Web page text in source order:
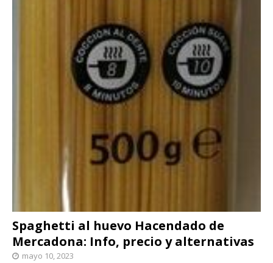
Spaghetti al huevo Hacendado de
Mercadona: Info, precio y alternativas
mayo 10, 2023